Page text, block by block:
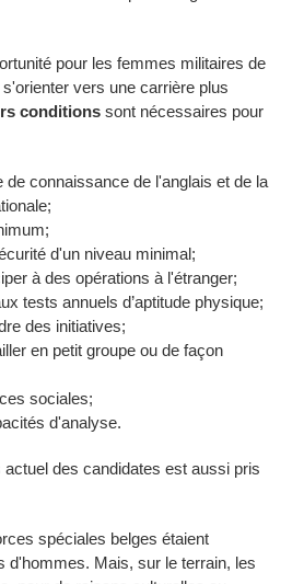
pour les femmes militaires de
vers une carrière plus
conditions sont nécessaires pour
de connaissance de l'anglais et de la
d'un niveau minimal;
à des opérations à l'étranger;
tests annuels d’aptitude physique;
des initiatives;
en petit groupe ou de façon
sociales;
d'analyse.
des candidates est aussi pris
spéciales belges étaient
d'hommes. Mais, sur le terrain, les